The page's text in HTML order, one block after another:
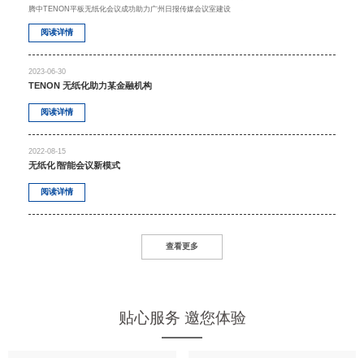
腾中TENON平板无纸化会议成功助力广州日报传媒会议室建设
阅读详情
2023-06-30
TENON 无纸化助力某金融机构
阅读详情
2022-08-15
无纸化∣智能会议新模式
阅读详情
查看更多
贴心服务 邀您体验